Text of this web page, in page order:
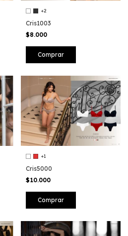
+2
Cris1003
$8.000
Comprar
+1
Cris5000
$10.000
Comprar